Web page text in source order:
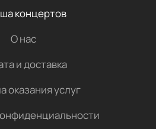
концертов
О нас
и доставка
оказания услуг